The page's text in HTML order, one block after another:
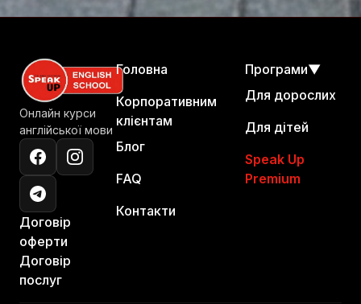
Онлайн курси
англійської мови
Договір
оферти
Договір
послуг
Головна
Корпоративним
клієнтам
Блог
FAQ
Контакти
Програми▼
Для дорослих
Для дітей
Speak Up
Premium